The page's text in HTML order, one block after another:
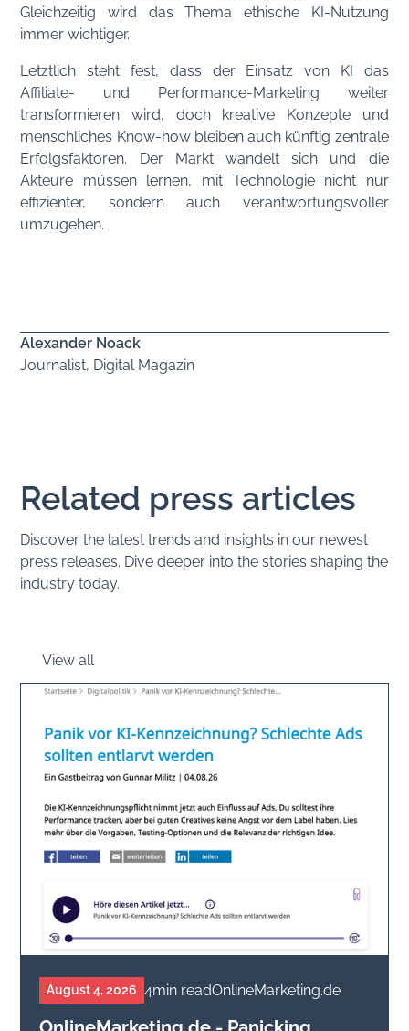
Gleichzeitig wird das Thema ethische KI-Nutzung
immer wichtiger.
Letztlich steht fest, dass der Einsatz von KI das
Affiliate- und Performance-Marketing weiter
transformieren wird, doch kreative Konzepte und
menschliches Know-how bleiben auch künftig zentrale
Erfolgsfaktoren. Der Markt wandelt sich und die
Akteure müssen lernen, mit Technologie nicht nur
effizienter, sondern auch verantwortungsvoller
umzugehen.
Alexander Noack
Journalist, Digital Magazin
Related press articles
Discover the latest trends and insights in our newest
press releases. Dive deeper into the stories shaping the
industry today.
View all
August 4, 2026 4min readOnlineMarketing.de